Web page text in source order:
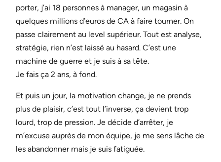
porter, j’ai 18 personnes à manager, un magasin à
quelques millions d’euros de CA à faire tourner. On
passe clairement au level supérieur. Tout est analyse,
stratégie, rien n’est laissé au hasard. C’est une
machine de guerre et je suis à sa tête.
Je fais ça 2 ans, à fond.
Et puis un jour, la motivation change, je ne prends
plus de plaisir, c’est tout l’inverse, ça devient trop
lourd, trop de pression. Je décide d’arrêter, je
m’excuse auprès de mon équipe, je me sens lâche de
les abandonner mais je suis fatiguée.